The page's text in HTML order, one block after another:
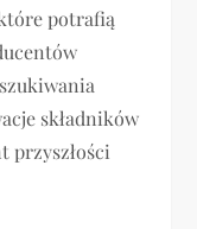
potrafią
składników
przyszłości